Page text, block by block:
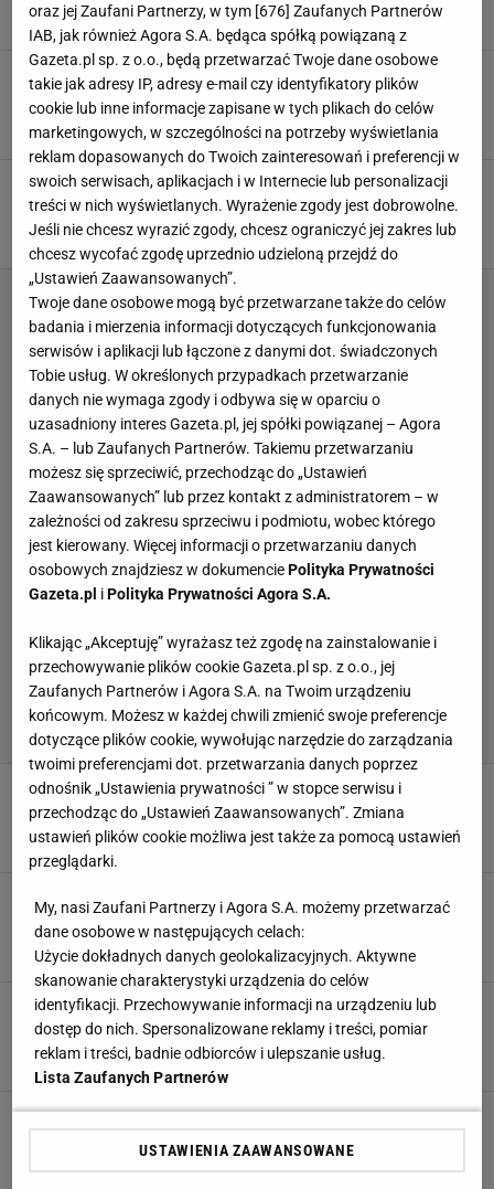
Agnieszka Piskorz,22 CZERWCA 2026, 20:33
Begu wraca do meczu ze Świątek. Przeprasza
za to, co zrobiła
Paweł Matys,28 LIPCA 2024, 08:11
Tak WTA komentuje to, co zrobiła Świątek.
Lepiej się nie dało
Hubert Pawlik,27 LIPCA 2024, 16:32
Świątek pozbawiła ich złudzeń w Paryżu. "Iga
jest nietykalna"
Aleksander Bernard, 27 LIPCA 2024, 15:35
Zeszło ciśnienie z Igi Świątek! 106 minut i
koniec
Aleksander Bernard,27 LIPCA 2024, 13:57
Świątek pokazała na igrzyskach nowy strój i się
zaczęło. Lawina komentarzy
Filip Macuda,27 LIPCA 2024, 13:33
Świątek w drugiej rundzie na IO w Paryżu
[ZAPIS RELACJI]
Aleksander Bernard,27 LIPCA 2024, 11:13
oraz jej Zaufani Partnerzy, w tym [676] Zaufanych Partnerów
IAB, jak również Agora S.A. będąca spółką powiązaną z
Gazeta.pl sp. z o.o., będą przetwarzać Twoje dane osobowe
takie jak adresy IP, adresy e-mail czy identyfikatory plików
cookie lub inne informacje zapisane w tych plikach do celów
marketingowych, w szczególności na potrzeby wyświetlania
reklam dopasowanych do Twoich zainteresowań i preferencji w
swoich serwisach, aplikacjach i w Internecie lub personalizacji
treści w nich wyświetlanych. Wyrażenie zgody jest dobrowolne.
Jeśli nie chcesz wyrazić zgody, chcesz ograniczyć jej zakres lub
chcesz wycofać zgodę uprzednio udzieloną przejdź do
„Ustawień Zaawansowanych”.
Twoje dane osobowe mogą być przetwarzane także do celów
badania i mierzenia informacji dotyczących funkcjonowania
serwisów i aplikacji lub łączone z danymi dot. świadczonych
Tobie usług. W określonych przypadkach przetwarzanie
danych nie wymaga zgody i odbywa się w oparciu o
uzasadniony interes Gazeta.pl, jej spółki powiązanej – Agora
S.A. – lub Zaufanych Partnerów. Takiemu przetwarzaniu
możesz się sprzeciwić, przechodząc do „Ustawień
Zaawansowanych” lub przez kontakt z administratorem – w
zależności od zakresu sprzeciwu i podmiotu, wobec którego
jest kierowany. Więcej informacji o przetwarzaniu danych
osobowych znajdziesz w dokumenciePolityka Prywatności
Gazeta.pl iPolityka Prywatności Agora S.A.
Klikając „Akceptuję” wyrażasz też zgodę na zainstalowanie i
przechowywanie plików cookie Gazeta.pl sp. z o.o., jej
Zaufanych Partnerów i Agora S.A. na Twoim urządzeniu
końcowym. Możesz w każdej chwili zmienić swoje preferencje
dotyczące plików cookie, wywołując narzędzie do zarządzania
twoimi preferencjami dot. przetwarzania danych poprzez
odnośnik „Ustawienia prywatności ” w stopce serwisu i
przechodząc do „Ustawień Zaawansowanych”. Zmiana
ustawień plików cookie możliwa jest także za pomocą ustawień
przeglądarki.
My, nasi Zaufani Partnerzy i Agora S.A. możemy przetwarzać
dane osobowe w następujących celach:
Użycie dokładnych danych geolokalizacyjnych. Aktywne
skanowanie charakterystyki urządzenia do celów
identyfikacji. Przechowywanie informacji na urządzeniu lub
dostęp do nich. Spersonalizowane reklamy i treści, pomiar
reklam i treści, badnie odbiorców i ulepszanie usług.
Lista Zaufanych Partnerów
USTAWIENIA ZAAWANSOWANE